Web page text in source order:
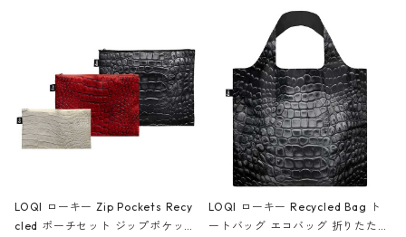
Black ジャン=ミッシェル・バスキ
ア/クラウン ブラック
LOQI ローキー Zip Pockets Recy
cled ポーチセット ジップポケット
LOQI ローキー Recycled Bag ト
ートバッグ エコバッグ 折りたたみ